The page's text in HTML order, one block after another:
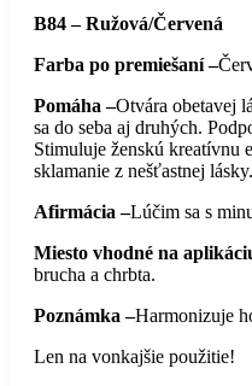
B84 – Ružová/Červená
Farba po premiešaní –
Pomáha –Otvára obetavej
sa do seba aj druhých.
Stimuluje ženskú kreatívnu
sklamanie z nešťastnej lásky.
Afirmácia –Lúčim sa s
Miesto vhodné na
brucha a chrbta.
Poznámka –Harmonizuje
Len na vonkajšie použitie!